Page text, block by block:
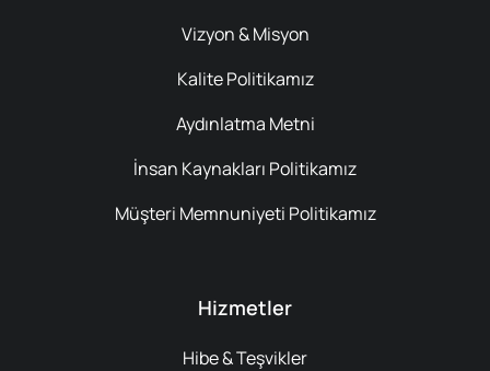
Vizyon & Misyon
Kalite Politikamız
Aydınlatma Metni
İnsan Kaynakları Politikamız
Müşteri Memnuniyeti Politikamız
Hizmetler
Hibe & Teşvikler